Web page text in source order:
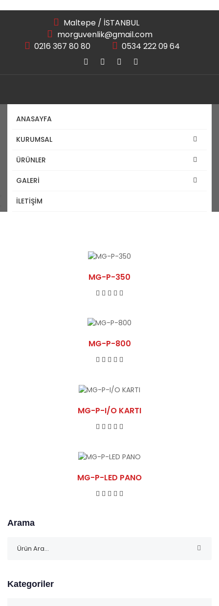
Maltepe / İSTANBUL
morguvenlik@gmail.com
0216 367 80 80
0534 222 09 64
ANASAYFA
KURUMSAL
ÜRÜNLER
GALERİ
İLETİŞİM
Plaka Tanıma Sistemi
Anasayfa
Plaka Tanıma Sistemi
MG-P-350
MG-P-800
MG-P-I/O KARTI
MG-P-LED PANO
Arama
Kategoriler